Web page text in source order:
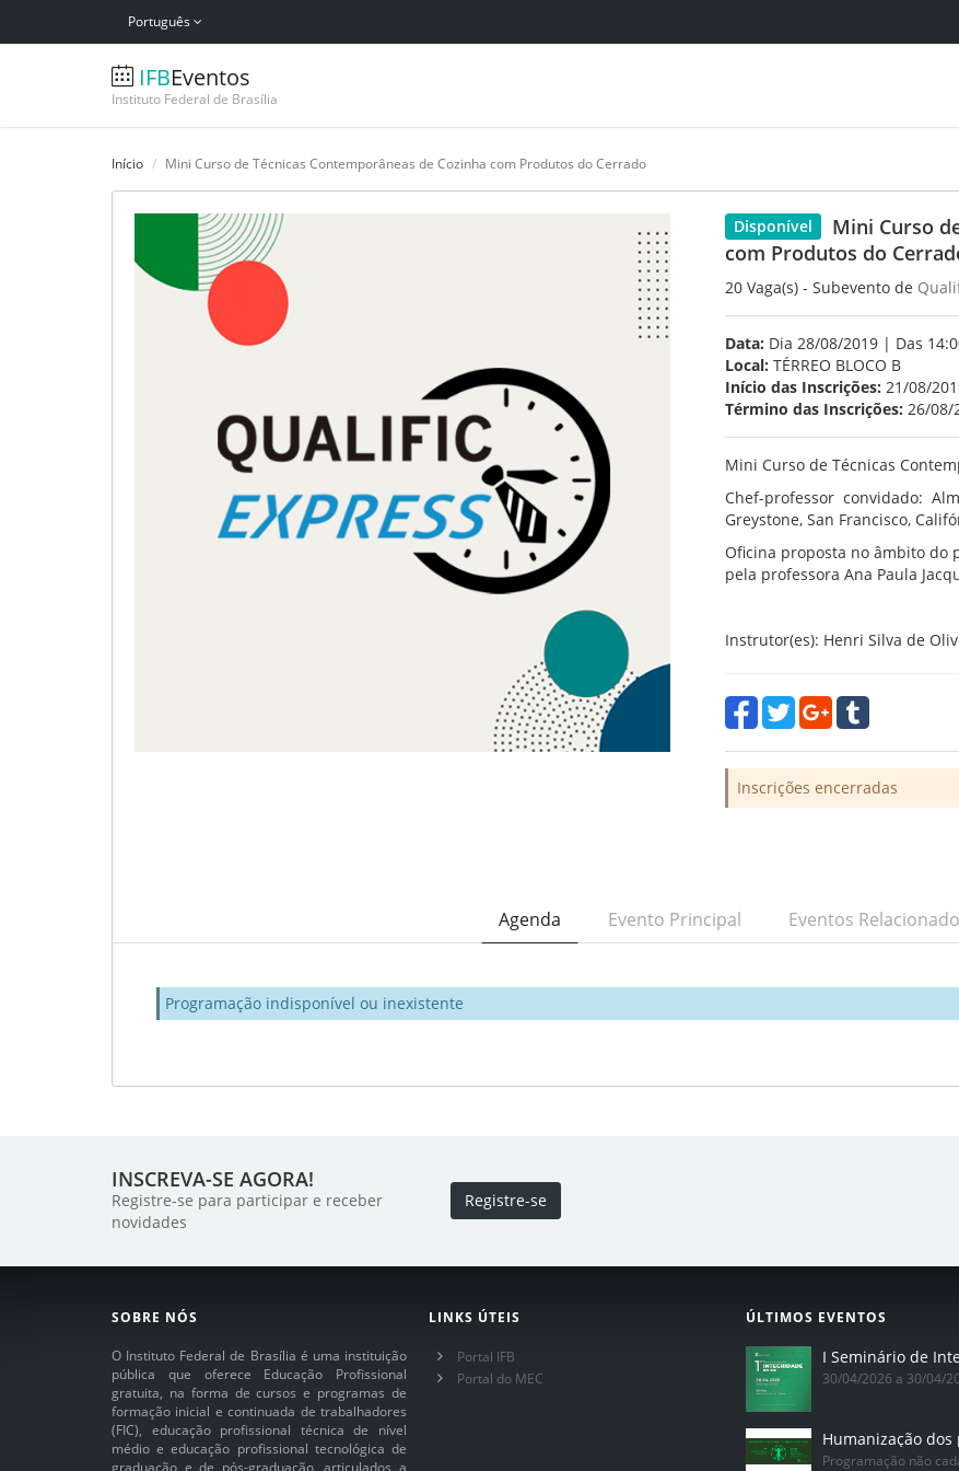
Português
IFBEventos
Instituto Federal de Brasília
Início Mini Curso de Técnicas Contemporâneas de Cozinha com Produtos do Cerrado
Disponível
Mini Curso
com Produtos do
20 Vaga(s) - Subevento de
Data: Dia 28/08/2019 | Das
Local: TÉRREO BLOCO B
Início das Inscrições: 21/08/
Término das Inscrições: 26/08/
Mini Curso de Técnicas
Chef-professor convidado:
Greystone, San Francisco,
Oficina proposta no âmbito do
pela professora Ana Paula
Instrutor(es): Henri Silva de
Inscrições encerradas
Agenda Evento Principal Eventos
Programação indisponível ou inexistente
INSCREVA-SE AGORA!
Registre-se para participar e receber
novidades
Registre-se
SOBRE NÓS
O Instituto Federal de Brasília é uma instituição
pública que oferece Educação Profissional
gratuita, na forma de cursos e programas de
formação inicial e continuada de trabalhadores
(FIC), educação profissional técnica de nível
médio e educação profissional tecnológica de
graduação e de pós-graduação, articulados a
LINKS ÚTEIS
Portal IFB
Portal do MEC
ÚLTIMOS EVENTOS
30/04/2026 a 30/04/
Programação não